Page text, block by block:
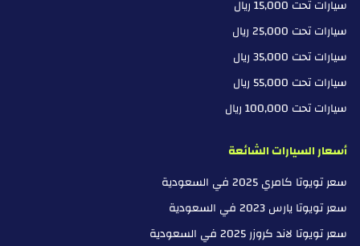
سيارات تحت 15,000 ريال
سيارات تحت 25,000 ريال
سيارات تحت 35,000 ريال
سيارات تحت 55,000 ريال
سيارات تحت 100,000 ريال
أسعار السيارات الشائعة
سعر تويوتا كامري 2025 في السعودية
سعر تويوتا يارس 2023 في السعودية
سعر تويوتا لاند كروزر 2025 في السعودية